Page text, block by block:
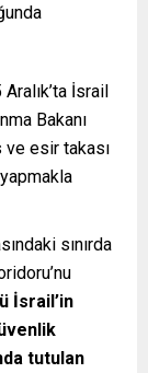
İsrail
Bakanı
ve esir takası
sınırda
İsrail’in
tutulan